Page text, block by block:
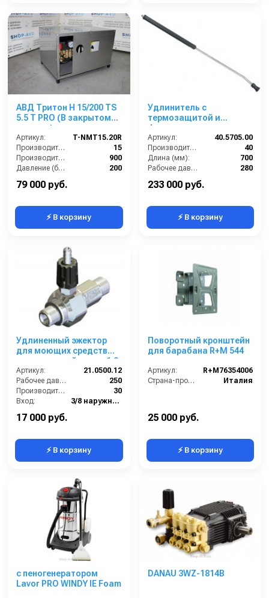
АВД Тритон H 15/200 TS
5.5 T PRO (В закрытом
корпусе)
Артикул:
T-NMT15.20R
Производительность (л/мин):
15
Производительность (л/ч):
900
Давление (бар):
200
Напряжение (В):
79 000 руб.
⚡ В корзину
Удлинитель с
термозащитой и
форсункодержателем
700 мм; вход 1/4ш;
выход 1/4г (нерж).
Артикул:
40.5705.00
Производительность (л/мин):
40
Длина (мм):
700
Рабочее давление (бар):
280
233 000 руб.
⚡ В корзину
Удлиненный эжектор
для моющих средств
регулируемый сопло 1,2;
вход 3/8ш- выход 3/8ш.
(нерж)
Артикул:
21.0500.12
Рабочее давление (бар):
250
Производительность (л/мин):
30
Вход:
3/8 наружняя резьба
17 000 руб.
⚡ В корзину
Поворотный кронштейн
для барабана R+M 544
Артикул:
R+M76354006
Страна-производитель:
Италия
25 000 руб.
⚡ В корзину
с пеногенератором
Lavor PRO WINDY IE Foam
DANAU 3WZ-1814B